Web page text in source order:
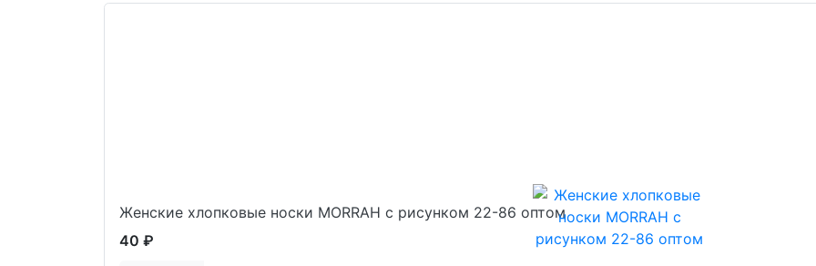
Женские хлопковые носки MORRAH с рисунком 22-86 оптом
40 ₽